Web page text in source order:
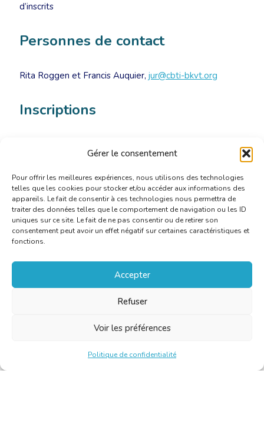
Gérer le consentement
Pour offrir les meilleures expériences, nous utilisons des technologies
telles que les cookies pour stocker et/ou accéder aux informations des
appareils. Le fait de consentir à ces technologies nous permettra de
traiter des données telles que le comportement de navigation ou les ID
uniques sur ce site. Le fait de ne pas consentir ou de retirer son
consentement peut avoir un effet négatif sur certaines caractéristiques et
fonctions.
Accepter
Refuser
Voir les préférences
Politique de confidentialité
d’inscrits
Personnes de contact
Rita Roggen et Francis Auquier, jur@cbti-bkvt.org
Inscriptions